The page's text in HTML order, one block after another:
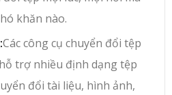
khăn nào.
Các công cụ chuyển đổi tệp
trợ nhiều định dạng tệp
đổi tài liệu, hình ảnh,